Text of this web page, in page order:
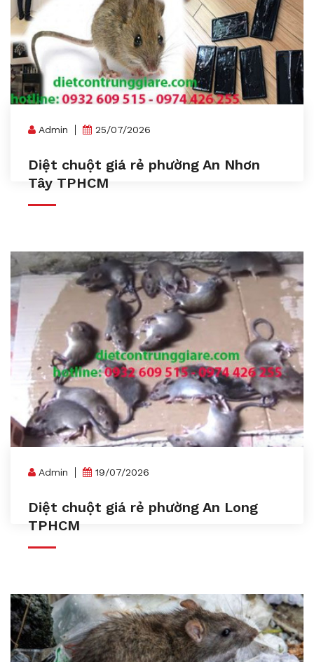
Admin 25/07/2026
Diệt chuột giá rẻ phường An Nhơn
Tây TPHCM
Admin 19/07/2026
Diệt chuột giá rẻ phường An Long
TPHCM